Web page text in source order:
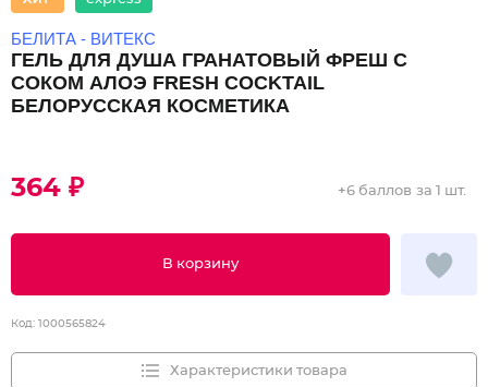
БЕЛИТА - ВИТЕКС
ГЕЛЬ ДЛЯ ДУША ГРАНАТОВЫЙ ФРЕШ С
СОКОМ АЛОЭ FRESH COCKTAIL
БЕЛОРУССКАЯ КОСМЕТИКА
364 ₽
В корзину
+6 баллов за 1 шт.
Код: 1000565824
Характеристики товара